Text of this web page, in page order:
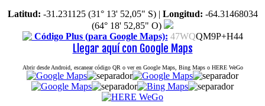
Latitud: -31.231125 (31° 13' 52,05" S)| Longitud: -64.31468034
(64° 18' 52,85" O)
Código Plus (para Google Maps): 47WQQM9P+H44
Llegar aquí con Google Maps
Abrir desde Android, escanear código QR o ver en Google Maps, Bing Maps o HERE WeGo